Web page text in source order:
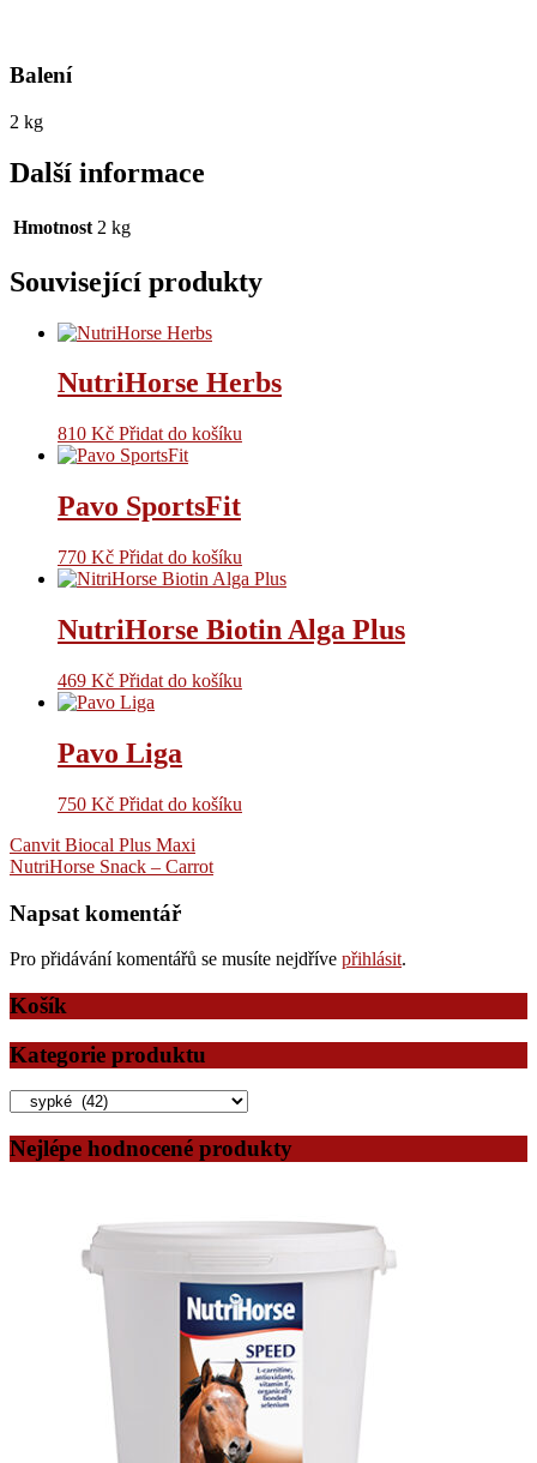
Balení
2 kg
Další informace
Hmotnost 2 kg
Související produkty
NutriHorse Herbs
810 Kč Přidat do košíku
Pavo SportsFit
770 Kč Přidat do košíku
NutriHorse Biotin Alga Plus
469 Kč Přidat do košíku
Pavo Liga
750 Kč Přidat do košíku
Navigace
pro
příspěvek
Canvit Biocal Plus Maxi
NutriHorse Snack – Carrot
Napsat komentář
Pro přidávání komentářů se musíte nejdříve přihlásit.
Košík
Kategorie produktu
Nejlépe hodnocené produkty